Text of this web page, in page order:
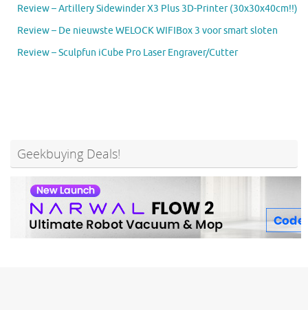
Review – Artillery Sidewinder X3 Plus 3D-Printer (30x30x40cm!!)
Review – De nieuwste WELOCK WIFIBox 3 voor smart sloten
Review – Sculpfun iCube Pro Laser Engraver/Cutter
Geekbuying Deals!